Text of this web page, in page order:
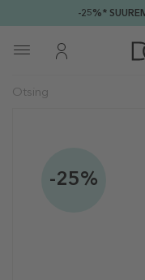
-25%*
-25%